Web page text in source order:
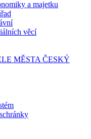
a majetku
věcí
MĚSTA ČESKÝ